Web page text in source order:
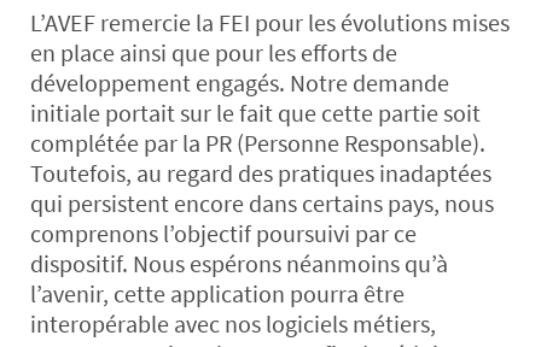
L’AVEF remercie la FEI pour les évolutions mises
en place ainsi que pour les efforts de
développement engagés. Notre demande
initiale portait sur le fait que cette partie soit
complétée par la PR (Personne Responsable).
Toutefois, au regard des pratiques inadaptées
qui persistent encore dans certains pays, nous
comprenons l’objectif poursuivi par ce
dispositif. Nous espérons néanmoins qu’à
l’avenir, cette application pourra être
interopérable avec nos logiciels métiers,